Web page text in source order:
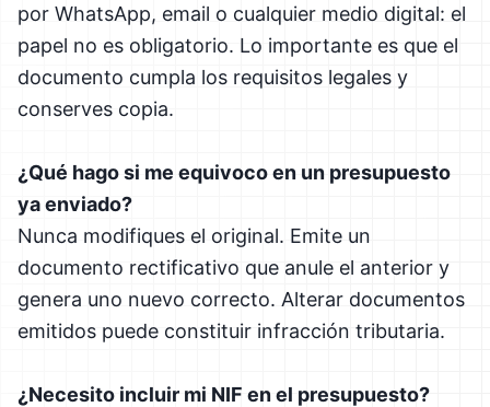
por WhatsApp, email o cualquier medio digital: el
papel no es obligatorio. Lo importante es que el
documento cumpla los requisitos legales y
conserves copia.
¿Qué hago si me equivoco en un presupuesto
ya enviado?
Nunca modifiques el original. Emite un
documento rectificativo que anule el anterior y
genera uno nuevo correcto. Alterar documentos
emitidos puede constituir infracción tributaria.
¿Necesito incluir mi NIF en el presupuesto?